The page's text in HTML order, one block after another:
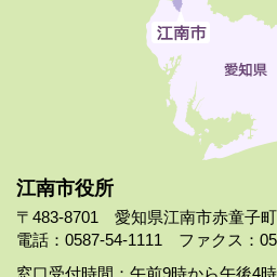
江南市役所
〒483-8701 愛知県江南市赤童子
電話：0587-54-1111 ファクス：
窓口受付時間：午前9時から午後4時